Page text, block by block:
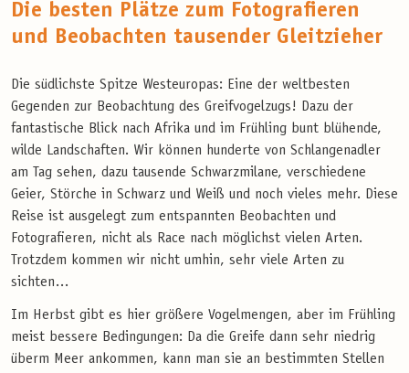
Die besten Plätze zum Fotografieren
und Beobachten tausender Gleitzieher
Die südlichste Spitze Westeuropas: Eine der weltbesten
Gegenden zur Beobachtung des Greifvogelzugs! Dazu der
fantastische Blick nach Afrika und im Frühling bunt blühende,
wilde Landschaften. Wir können hunderte von Schlangenadler
am Tag sehen, dazu tausende Schwarzmilane, verschiedene
Geier, Störche in Schwarz und Weiß und noch vieles mehr. Diese
Reise ist ausgelegt zum entspannten Beobachten und
Fotografieren, nicht als Race nach möglichst vielen Arten.
Trotzdem kommen wir nicht umhin, sehr viele Arten zu
sichten…
Im Herbst gibt es hier größere Vogelmengen, aber im Frühling
meist bessere Bedingungen: Da die Greife dann sehr niedrig
überm Meer ankommen, kann man sie an bestimmten Stellen